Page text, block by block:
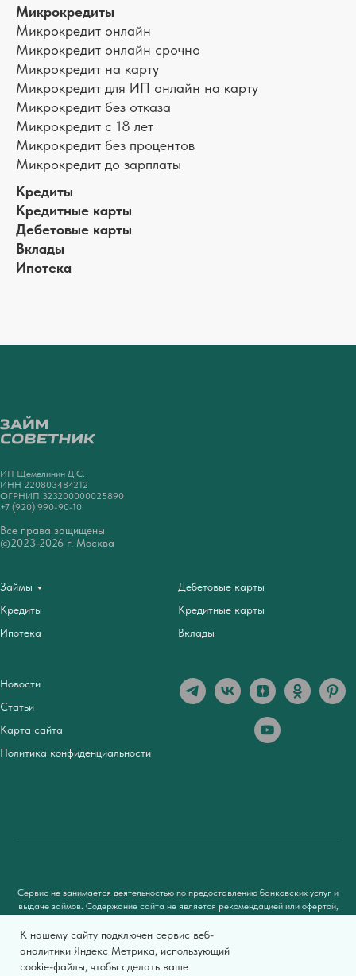
Микрокредиты
Микрокредит онлайн
Микрокредит онлайн срочно
Микрокредит на карту
Микрокредит для ИП онлайн на карту
Микрокредит без отказа
Микрокредит с 18 лет
Микрокредит без процентов
Микрокредит до зарплаты
Кредиты
Кредитные карты
Дебетовые карты
Вклады
Ипотека
ИП Щемелинин Д.С.
ИНН 220803484212
ОГРНИП 323200000025890
+7 (920) 990-90-10
Все права защищены
©2023-2026 г. Москва
Займы
Кредиты
Ипотека
Дебетовые карты
Кредитные карты
Вклады
Новости
Статьи
Карта сайта
Политика конфиденциальности
Сервис не занимается деятельностью по предоставлению банковских услуг и
выдаче займов. Содержание сайта не является рекомендацией или офертой,
материалов гиперссылка наzaimsovetnik.ru
Мы используем файлы cookie, чтобы предоставить пользователям больше
возможностей при посещении сайта Займсоветник.ру. Условия использования
К нашему сайту подключен сервис веб-
аналитики Яндекс Метрика, использующий
cookie-файлы, чтобы сделать ваше